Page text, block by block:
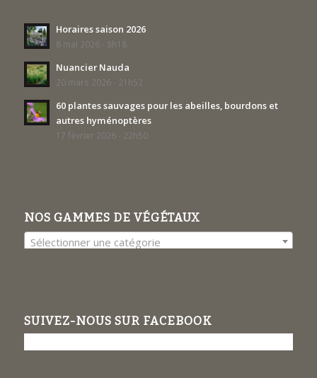
Horaires saison 2026
8 mai 2026 - 8h18
Nuancier Nauda
20 mars 2026 - 21h52
60 plantes sauvages pour les abeilles, bourdons et
autres hyménoptères
17 février 2026 - 22h50
NOS GAMMES DE VÉGÉTAUX
Sélectionner une catégorie
SUIVEZ-NOUS SUR FACEBOOK